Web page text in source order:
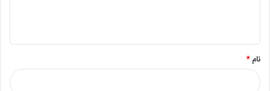
نام*